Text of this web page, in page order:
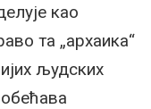
као
та „архаика“
људских